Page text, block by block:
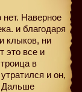
нет. Наверное
и благодаря
клыков, ни
это все и
в
и он,
Дальше